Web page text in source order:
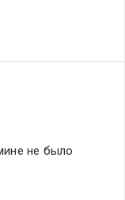
не было